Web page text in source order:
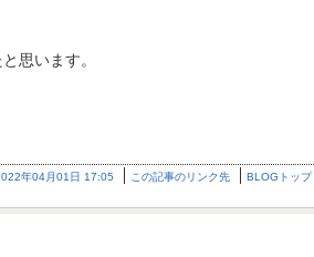
思います。
年04月01日 17:05 この記事のリンク先 BLOGトップ